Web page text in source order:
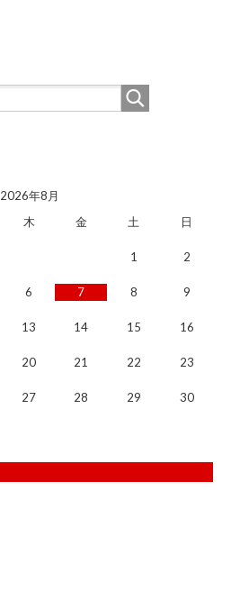
2026年8月
木 金 土 日
1 2
6 7 8 9
13 14 15 16
20 21 22 23
27 28 29 30